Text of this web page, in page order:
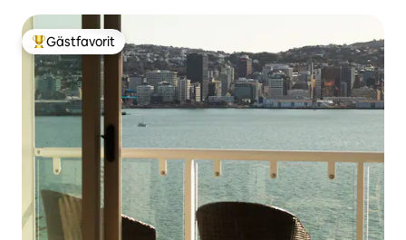
Populär gästfavorit
Gästfavorit